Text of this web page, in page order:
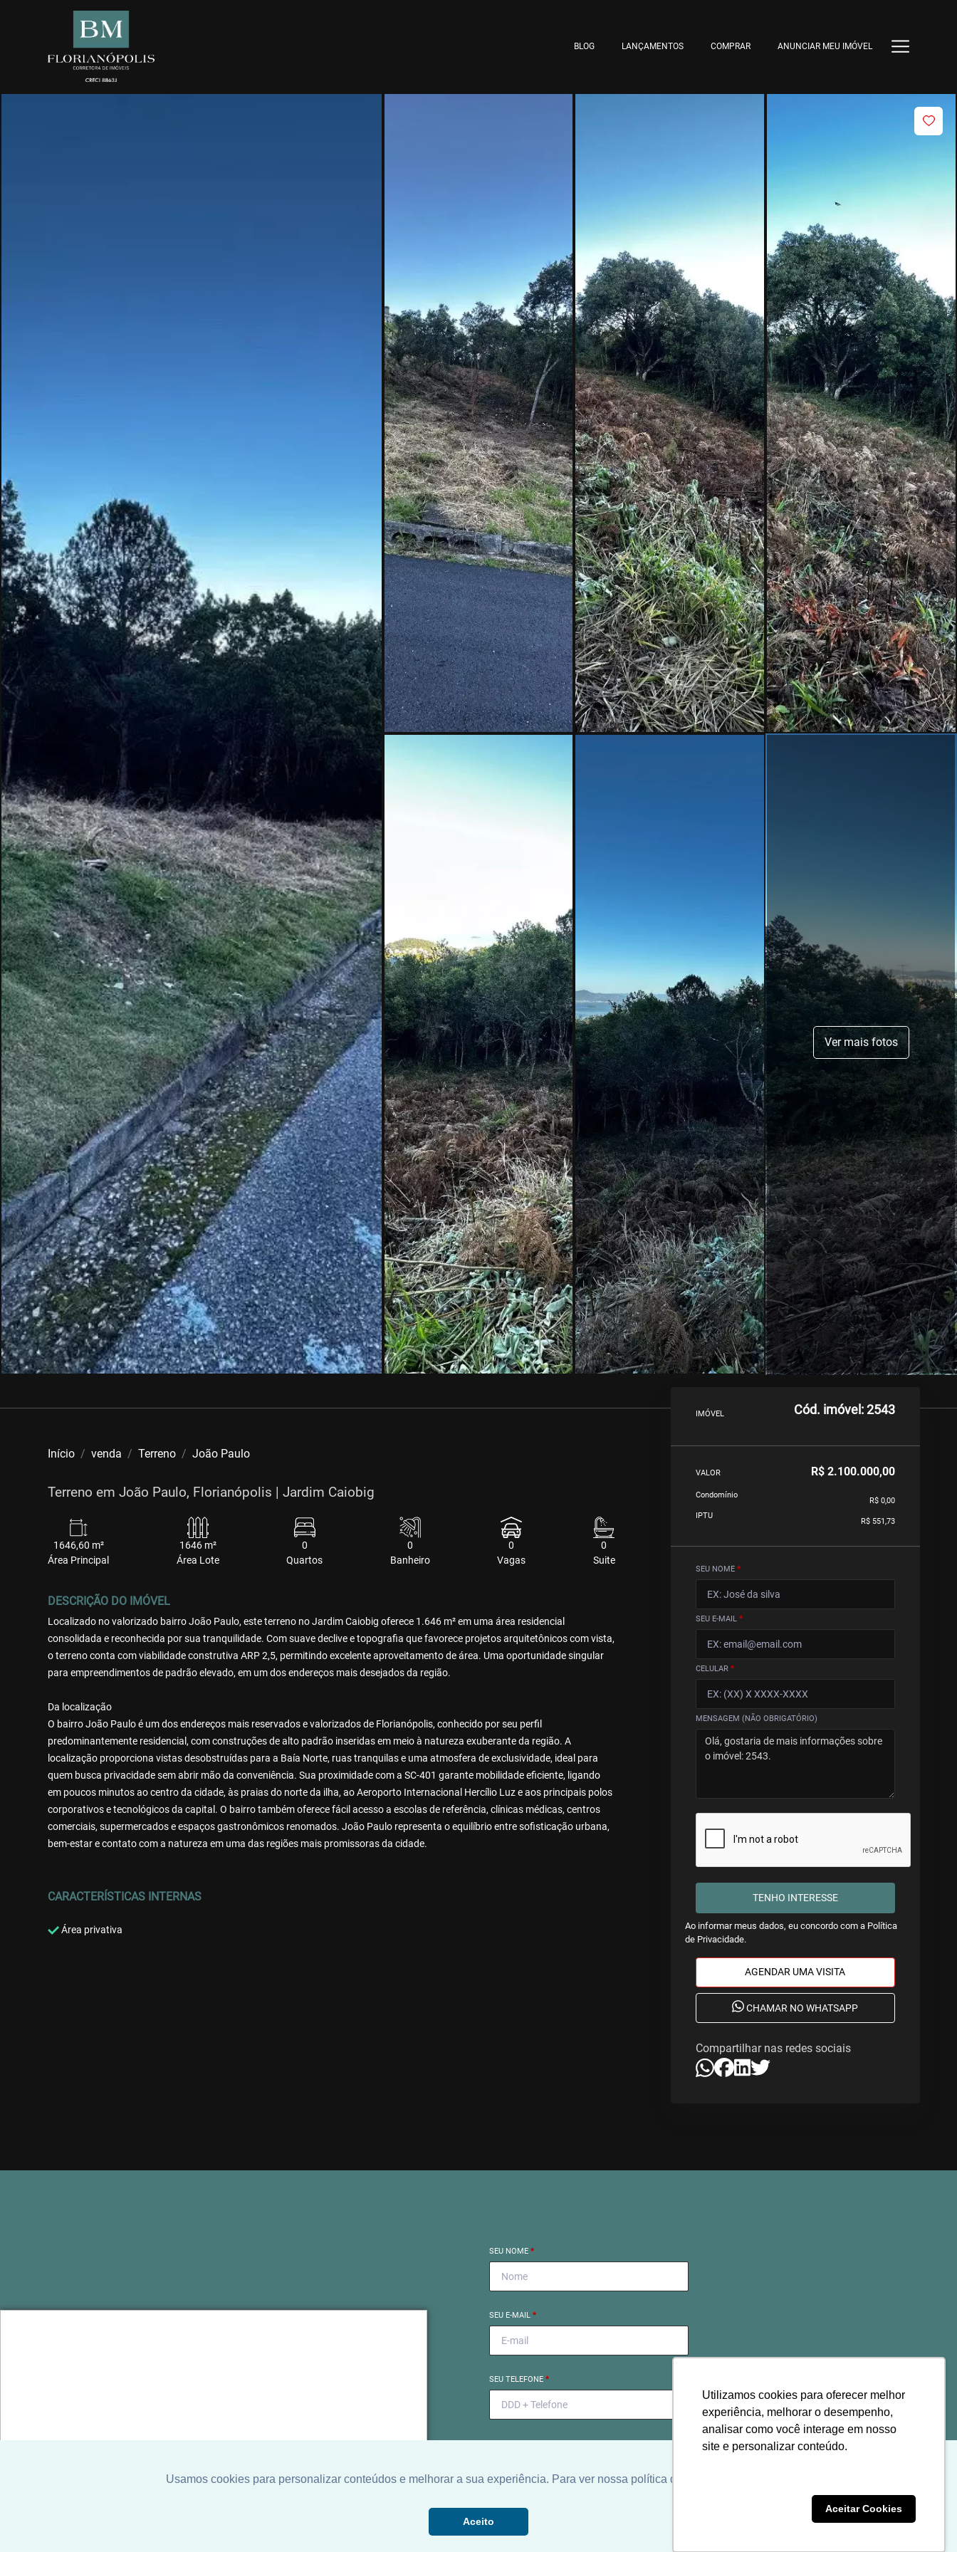
Usamos cookies para personalizar conteúdos e melhorar a sua experiência. Para ver nossa política de cookies
Aceito
Utilizamos cookies para oferecer melhor
experiência, melhorar o desempenho,
analisar como você interage em nosso
site e personalizar conteúdo.
Aceitar Cookies
BLOG LANÇAMENTOS COMPRAR ANUNCIAR MEU IMÓVEL
Ver mais fotos
Início venda Terreno João Paulo
Terreno em João Paulo, Florianópolis | Jardim Caiobig
1646,60 m²
Área Principal
1646 m²
Área Lote
0
Quartos
0
Banheiro
0
Vagas
0
Suite
DESCRIÇÃO DO IMÓVEL
Localizado no valorizado bairro João Paulo, este terreno no Jardim Caiobig oferece 1.646 m² em uma área residencial
consolidada e reconhecida por sua tranquilidade. Com suave declive e topografia que favorece projetos arquitetônicos com vista,
o terreno conta com viabilidade construtiva ARP 2,5, permitindo excelente aproveitamento de área. Uma oportunidade singular
para empreendimentos de padrão elevado, em um dos endereços mais desejados da região.
Da localização
O bairro João Paulo é um dos endereços mais reservados e valorizados de Florianópolis, conhecido por seu perfil
predominantemente residencial, com construções de alto padrão inseridas em meio à natureza exuberante da região. A
localização proporciona vistas desobstruídas para a Baía Norte, ruas tranquilas e uma atmosfera de exclusividade, ideal para
quem busca privacidade sem abrir mão da conveniência. Sua proximidade com a SC-401 garante mobilidade eficiente, ligando
em poucos minutos ao centro da cidade, às praias do norte da ilha, ao Aeroporto Internacional Hercílio Luz e aos principais polos
corporativos e tecnológicos da capital. O bairro também oferece fácil acesso a escolas de referência, clínicas médicas, centros
comerciais, supermercados e espaços gastronômicos renomados. João Paulo representa o equilíbrio entre sofisticação urbana,
bem-estar e contato com a natureza em uma das regiões mais promissoras da cidade.
CARACTERÍSTICAS INTERNAS
Área privativa
IMÓVEL Cód. imóvel: 2543
VALOR R$ 2.100.000,00
Condomínio
R$ 0,00
IPTU
R$ 551,73
SEU NOME *
SEU E-MAIL *
CELULAR *
MENSAGEM (NÃO OBRIGATÓRIO)
TENHO INTERESSE
Ao informar meus dados, eu concordo com a Política
de Privacidade.
AGENDAR UMA VISITA
CHAMAR NO WHATSAPP
Compartilhar nas redes sociais
SEU NOME *
SEU E-MAIL *
SEU TELEFONE *